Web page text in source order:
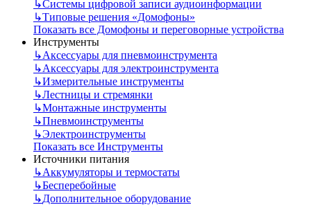
↳Системы цифровой записи аудиоинформации
↳Типовые решения «Домофоны»
Показать все Домофоны и переговорные устройства
Инструменты
↳Аксессуары для пневмоинструмента
↳Аксессуары для электроинструмента
↳Измерительные инструменты
↳Лестницы и стремянки
↳Монтажные инструменты
↳Пневмоинструменты
↳Электроинструменты
Показать все Инструменты
Источники питания
↳Аккумуляторы и термостаты
↳Бесперебойные
↳Дополнительное оборудование